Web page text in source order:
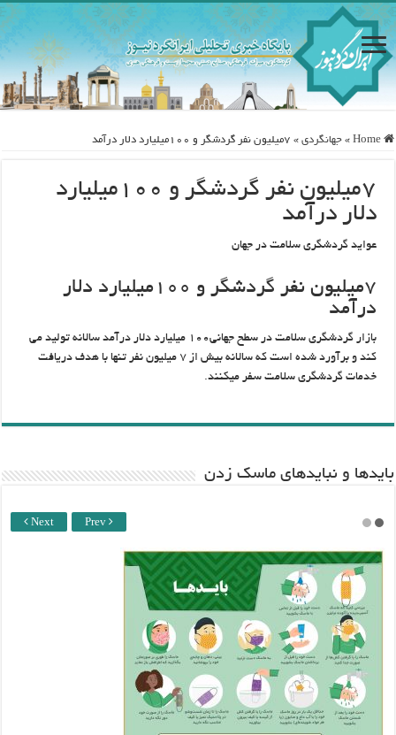
Home
» جهانگردی » ۷میلیون نفر گردشگر و ۱۰۰میلیارد دلار درآمد
۷میلیون نفر گردشگر و ۱۰۰میلیارد
دلار درآمد
عواید گردشگری سلامت در جهان
۷میلیون نفر گردشگر و ۱۰۰میلیارد دلار
درآمد
بازار گردشگری سلامت در سطح جهانی۱۰۰ میلیارد دلار درآمد سالانه تولید می
کند و برآورد شده است که سالانه بیش از ۷ میلیون نفر تنها با هدف دریافت
خدمات گردشگری سلامت سفر می‎کنند.
باید‌ها و نبایدهای ماسک زدن
Next Prev